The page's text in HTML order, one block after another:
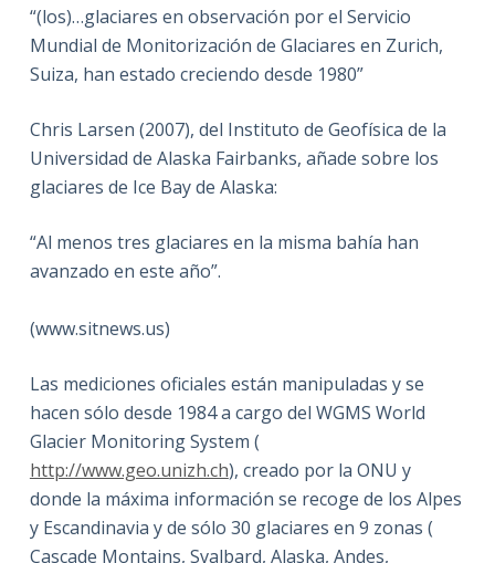
“(los)…glaciares en observación por el Servicio
Mundial de Monitorización de Glaciares en Zurich,
Suiza, han estado creciendo desde 1980”
Chris Larsen (2007), del Instituto de Geofísica de la
Universidad de Alaska Fairbanks, añade sobre los
glaciares de Ice Bay de Alaska:
“Al menos tres glaciares en la misma bahía han
avanzado en este año”.
(www.sitnews.us)
Las mediciones oficiales están manipuladas y se
hacen sólo desde 1984 a cargo del WGMS World
Glacier Monitoring System (
http://www.geo.unizh.ch), creado por la ONU y
donde la máxima información se recoge de los Alpes
y Escandinavia y de sólo 30 glaciares en 9 zonas (
Cascade Montains, Svalbard, Alaska, Andes,